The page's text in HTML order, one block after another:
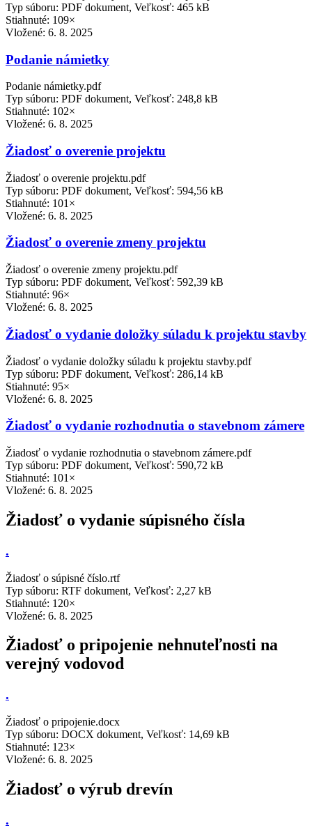
Typ súboru: PDF dokument, Veľkosť: 465 kB
Stiahnuté: 109×
Vložené: 6. 8. 2025
Podanie námietky
Podanie námietky.pdf
Typ súboru: PDF dokument, Veľkosť: 248,8 kB
Stiahnuté: 102×
Vložené: 6. 8. 2025
Žiadosť o overenie projektu
Žiadosť o overenie projektu.pdf
Typ súboru: PDF dokument, Veľkosť: 594,56 kB
Stiahnuté: 101×
Vložené: 6. 8. 2025
Žiadosť o overenie zmeny projektu
Žiadosť o overenie zmeny projektu.pdf
Typ súboru: PDF dokument, Veľkosť: 592,39 kB
Stiahnuté: 96×
Vložené: 6. 8. 2025
Žiadosť o vydanie doložky súladu k projektu stavby
Žiadosť o vydanie doložky súladu k projektu stavby.pdf
Typ súboru: PDF dokument, Veľkosť: 286,14 kB
Stiahnuté: 95×
Vložené: 6. 8. 2025
Žiadosť o vydanie rozhodnutia o stavebnom zámere
Žiadosť o vydanie rozhodnutia o stavebnom zámere.pdf
Typ súboru: PDF dokument, Veľkosť: 590,72 kB
Stiahnuté: 101×
Vložené: 6. 8. 2025
Žiadosť o vydanie súpisného čísla
.
Žiadosť o súpisné číslo.rtf
Typ súboru: RTF dokument, Veľkosť: 2,27 kB
Stiahnuté: 120×
Vložené: 6. 8. 2025
Žiadosť o pripojenie nehnuteľnosti na
verejný vodovod
.
Žiadosť o pripojenie.docx
Typ súboru: DOCX dokument, Veľkosť: 14,69 kB
Stiahnuté: 123×
Vložené: 6. 8. 2025
Žiadosť o výrub drevín
.